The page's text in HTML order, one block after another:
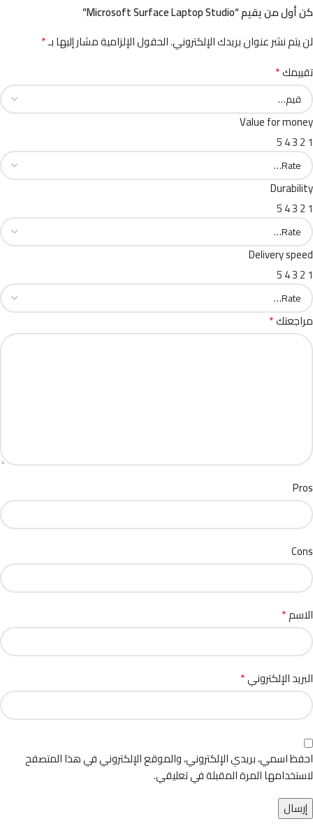
كن أول من يقيم “Microsoft Surface Laptop Studio”
لن يتم نشر عنوان بريدك الإلكتروني.الحقول الإلزامية مشار إليها بـ*
تقييمك*
Value for money
1
2
3
4
5
Durability
1
2
3
4
5
Delivery speed
1
2
3
4
5
مراجعتك*
Pros
Cons
الاسم*
البريد الإلكتروني*
احفظ اسمي، بريدي الإلكتروني، والموقع الإلكتروني في هذا المتصفح
لاستخدامها المرة المقبلة في تعليقي.